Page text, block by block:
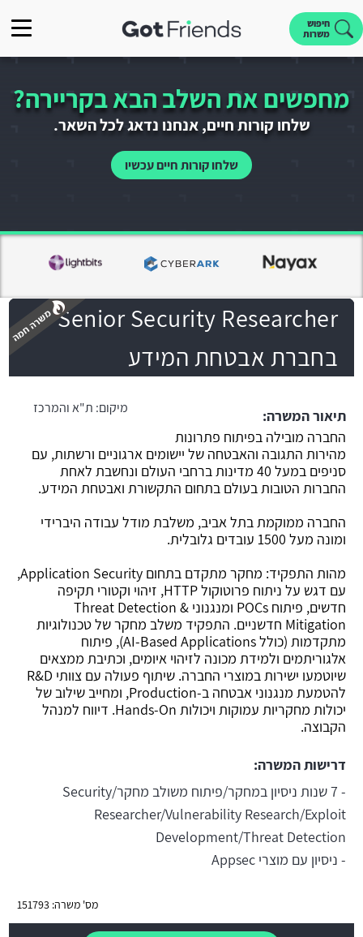
חיפוש
משרות
מחפשים את השלב הבא בקריירה?
שלחו קורות חיים, אנחנו נדאג לכל השאר.
שלחו קורות חיים עכשיו
Senior Security Researcher
בחברת אבטחת המידע
מיקום: ת"א והמרכז
תיאור המשרה:
החברה מובילה בפיתוח פתרונות
מהירות התגובה והאבטחה של יישומים ארגוניים ורשתות, עם
סניפים במעל 40 מדינות ברחבי העולם ונחשבת לאחת
החברות הטובות בעולם בתחום התקשורת ואבטחת המידע.
החברה ממוקמת בתל אביב, משלבת מודל עבודה היברידי
ומונה מעל 1500 עובדים גלובלית.
מהות התפקיד: מחקר מתקדם בתחום Application Security,
עם דגש על ניתוח פרוטוקול HTTP, זיהוי וקטורי תקיפה
חדשים, פיתוח POCs ומנגנוני Threat Detection &
Mitigation חדשניים. התפקיד משלב מחקר של טכנולוגיות
מתקדמות (כולל AI-Based Applications), פיתוח
אלגוריתמים ולמידת מכונה לזיהוי איומים, וכתיבת ממצאים
שיוטמעו ישירות במוצרי החברה. שיתוף פעולה עם צוותי R&D
להטמעת מנגנוני אבטחה ב-Production, ומחייב שילוב של
יכולות מחקריות עמוקות ויכולות Hands-On. דיווח למנהל
הקבוצה.
דרישות המשרה:
- 7 שנות ניסיון במחקר/פיתוח משולב מחקר/Security
Researcher/Vulnerability Research/Exploit
Development/Threat Detection
- ניסיון עם מוצרי Appsec
מס' משרה: 151793